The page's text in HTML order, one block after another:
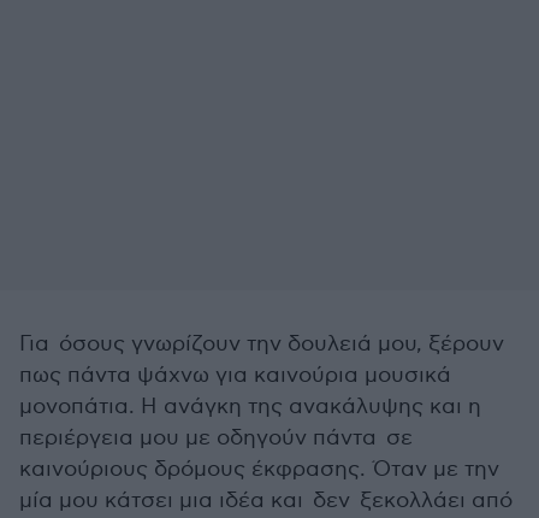
Για όσους γνωρίζουν την δουλειά μου, ξέρουν
πως πάντα ψάχνω για καινούρια μουσικά
μονοπάτια. Η ανάγκη της ανακάλυψης και η
περιέργεια μου με οδηγούν πάντα σε
καινούριους δρόμους έκφρασης. Όταν με την
μία μου κάτσει μια ιδέα και δεν ξεκολλάει από